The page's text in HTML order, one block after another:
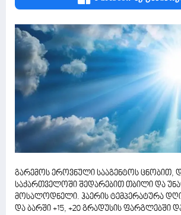
გარემოს ეროვნული სააგენტოს ცნობით,
საქართველოში შედარებით თბილი და
მოსალოდნელი. ჰაერის ტემპერატურა
და ბარში +15, +20 გრადუსის ფარგლებში